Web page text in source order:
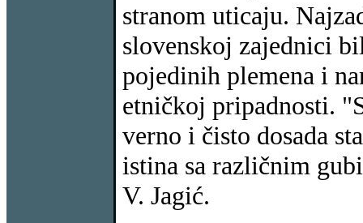
stranom uticaju.
slovenskoj zajednici
pojedinih plemena i
etničkoj pripadnosti.
verno i čisto dosada
istina sa različnim
V. Jagić.